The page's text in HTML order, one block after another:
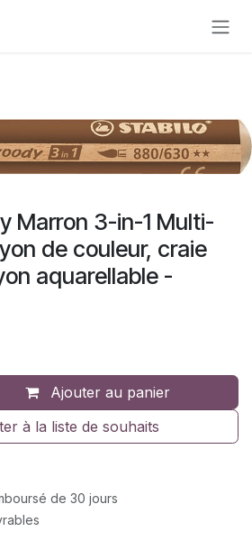
Marron 3-in-1 Multi-
de couleur, craie
aquarellable -
Ajouter au panier
à la liste de souhaits
de 30 jours